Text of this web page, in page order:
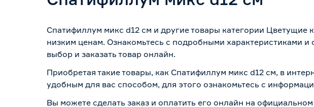
Спатифиллум микс d12 см и другие товары категории Цветущие
низким ценам. Ознакомьтесь с подробными характеристиками
выбор и заказать товар онлайн.
Приобретая такие товары, как Спатифиллум микс d12 см, в
удобным для вас способом, для этого ознакомьтесь с
Вы можете сделать заказ и оплатить его онлайн на